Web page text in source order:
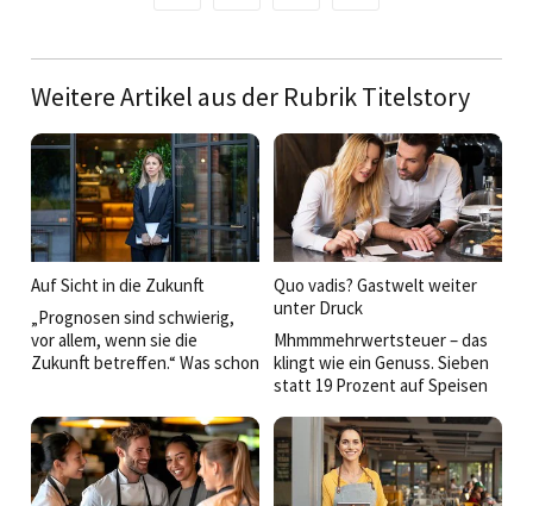
Weitere Artikel aus der Rubrik Titelstory
Auf Sicht in die Zukunft
„Prognosen sind schwierig,
vor allem, wenn sie die
Zukunft betreffen.“ Was schon
wusste, gilt besonders für die
Gastro-Branche. Der Blick
nach vorne ist alles andere als
einfach, auch weil immer
Quo vadis? Gastwelt weiter
unter Druck
Mhmmmehrwertsteuer – das
klingt wie ein Genuss. Sieben
statt 19 Prozent auf Speisen
„Weniger Steuer, weniger
teuer!“ Immerhin fünf
Fastfood-Menüs wurden
etwas erschwinglicher. Auch